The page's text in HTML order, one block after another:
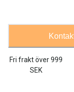
Fri frakt över999
SEK